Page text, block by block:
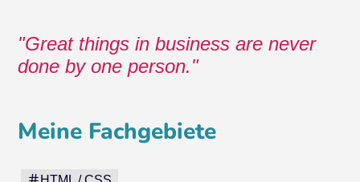
Great things in business are never
done by one person.
Meine Fachgebiete